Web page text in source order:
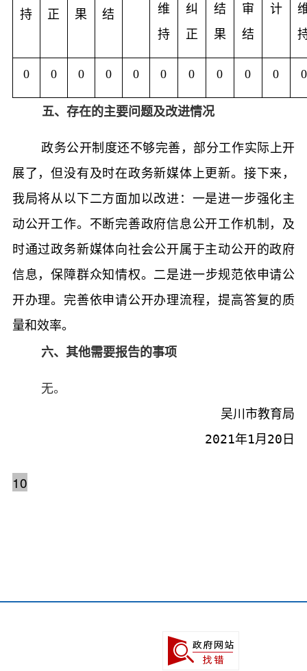
持
正
果
结
维
持
纠
正
结
果
审
结
计
0 0 0 0 0 0 0 0 0 0 0
五、存在的主要问题及改进情况
政务公开制度还不够完善，部分工作实际上开
展了，但没有及时在政务新媒体上更新。 接下来，
我局将从以下二方面加以改进： 一是进一步强化主
动公开工作。 不断完善政府信息公开工作机制， 及
时通过政务新媒体向社会公开属于主动公开的政府
信息，保障群众知情权。 二是进一步规范依申请公
开办理。 完善依申请公开办理流程，提高答复的质
量和效率。
六、其他需要报告的事项
无。
吴川市教育局
2021年1月 20 日
10